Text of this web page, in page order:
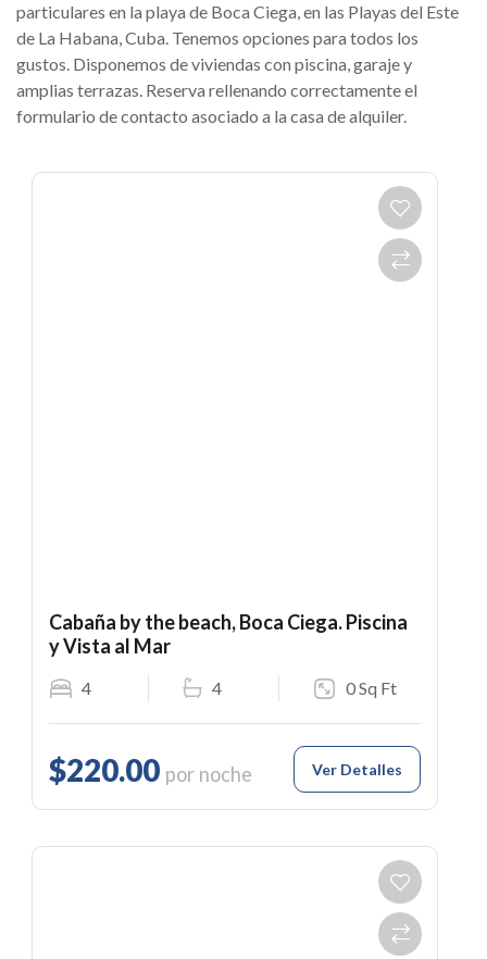
particulares en la playa de Boca Ciega, en las Playas del Este
de La Habana, Cuba. Tenemos opciones para todos los
gustos. Disponemos de viviendas con piscina, garaje y
amplias terrazas. Reserva rellenando correctamente el
formulario de contacto asociado a la casa de alquiler.
Cabaña by the beach, Boca Ciega. Piscina
y Vista al Mar
4 4 0 Sq Ft
$220.00 por noche Ver Detalles